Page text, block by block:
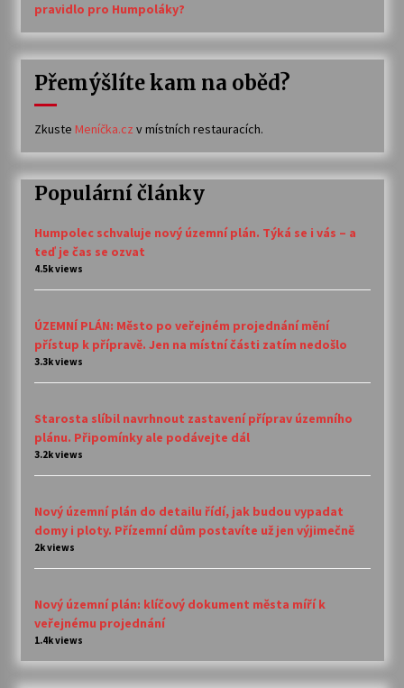
pravidlo pro Humpoláky?
Přemýšlíte kam na oběd?
Zkuste Meníčka.cz v místních restauracích.
Populární články
Humpolec schvaluje nový územní plán. Týká se i vás – a
teď je čas se ozvat
4.5k views
ÚZEMNÍ PLÁN: Město po veřejném projednání mění
přístup k přípravě. Jen na místní části zatím nedošlo
3.3k views
Starosta slíbil navrhnout zastavení příprav územního
plánu. Připomínky ale podávejte dál
3.2k views
Nový územní plán do detailu řídí, jak budou vypadat
domy i ploty. Přízemní dům postavíte už jen výjimečně
2k views
Nový územní plán: klíčový dokument města míří k
veřejnému projednání
1.4k views